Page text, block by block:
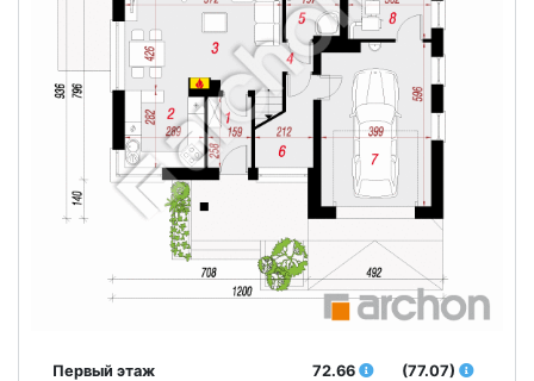
Первый этаж 72.66 (77.07)